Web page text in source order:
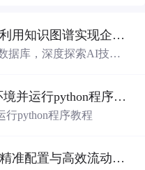
产业园区运营负责人如何利用知识图谱实现企业精准对接与协同？.docx
据库，深度探索AI技术
动科技创新与产业创新研华网关ECU-1051搭建环境并运行python程序教程
行python程序教程
如何实现区域创新资源的精准配置与高效流动？.docx